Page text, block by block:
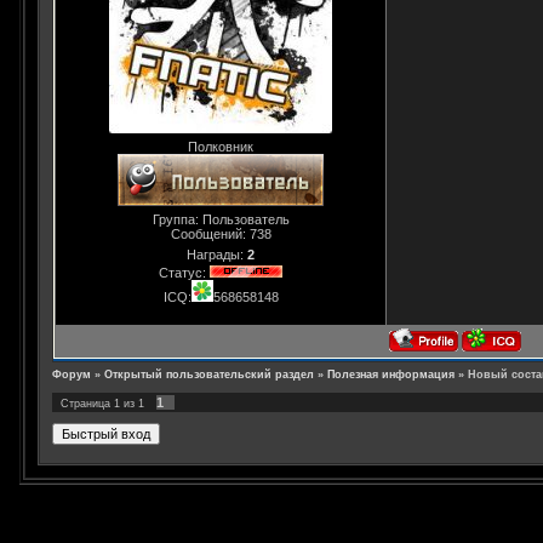
Полковник
Группа: Пользователь
Сообщений: 738
Награды: 2
Статус:
ICQ:
568658148
Форум » Открытый пользовательский раздел » Полезная информация » Новый
Страница 1 из 1 1